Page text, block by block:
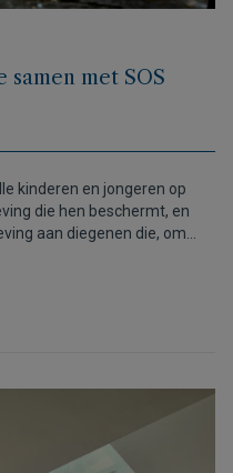
samen met SOS
kinderen en jongeren op
die hen beschermt, en
aan diegenen die, om